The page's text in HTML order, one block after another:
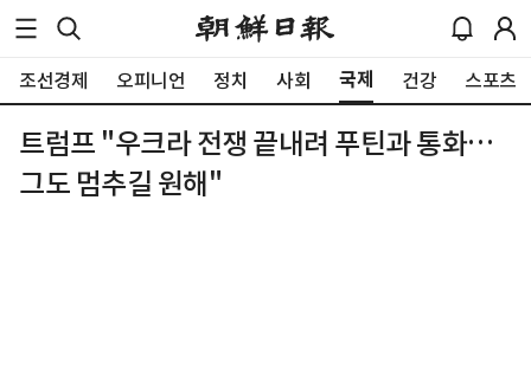
조선경제 오피니언 정치 사회 국제 건강 스포츠
트럼프 "우크라 전쟁 끝내려 푸틴과 통화…
그도 멈추길 원해"